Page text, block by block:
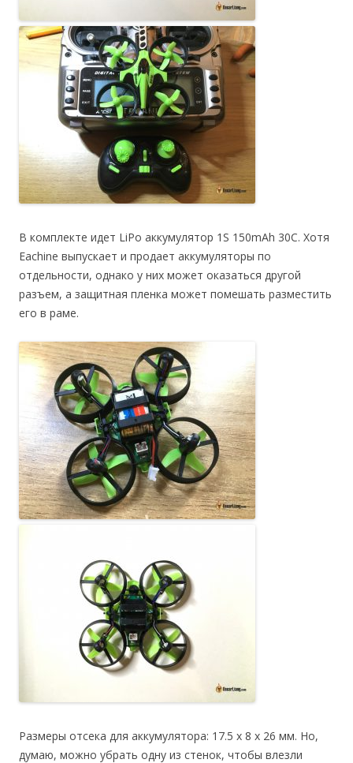
В комплекте идет LiPo аккумулятор 1S 150mAh 30C. Хотя
Eachine выпускает и продает аккумуляторы по
отдельности, однако у них может оказаться другой
разъем, а защитная пленка может помешать разместить
его в раме.
Размеры отсека для аккумулятора: 17.5 х 8 х 26 мм. Но,
думаю, можно убрать одну из стенок, чтобы влезли